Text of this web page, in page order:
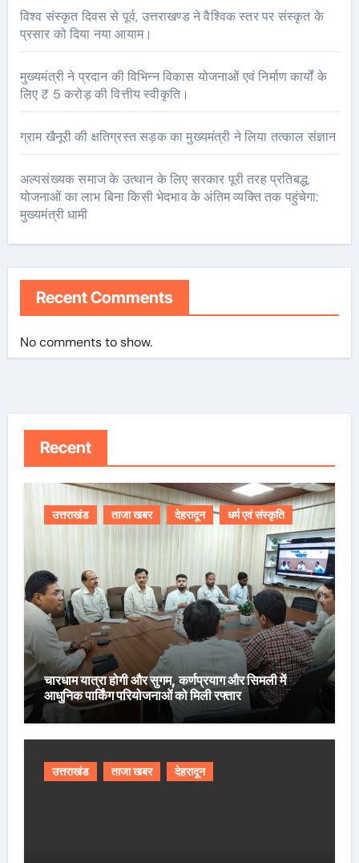
विश्व संस्कृत दिवस से पूर्व, उत्तराखण्ड ने वैश्विक स्तर पर संस्कृत के
प्रसार को दिया नया आयाम।
मुख्यमंत्री ने प्रदान की विभिन्न विकास योजनाओं एवं निर्माण कार्यों के
लिए ₹ 5 करोड़ की वित्तीय स्वीकृति।
ग्राम खैनूरी की क्षतिग्रस्त सड़क का मुख्यमंत्री ने लिया तत्काल संज्ञान
अल्पसंख्यक समाज के उत्थान के लिए सरकार पूरी तरह प्रतिबद्ध,
योजनाओं का लाभ बिना किसी भेदभाव के अंतिम व्यक्ति तक पहुंचेगा:
मुख्यमंत्री धामी
Recent Comments
No comments to show.
Recent
उत्तराखंड ताजा खबर देहरादून धर्म एवं संस्कृति
चारधाम यात्रा होगी और सुगम, कर्णप्रयाग और सिमली में
आधुनिक पार्किंग परियोजनाओं को मिली रफ्तार
उत्तराखंड ताजा खबर देहरादून